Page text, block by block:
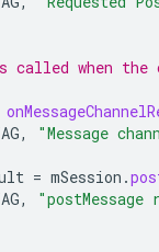
when the
, "Message
= mSession .
,